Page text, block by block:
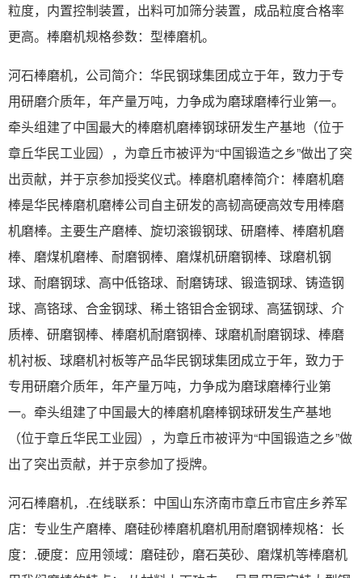
粒度，内置控制装置，出料可加筛分装置，成品粒度合格率
更高。棒磨机规格参数：型棒磨机。
河石棒磨机，公司简介：华民钢球集团成立于年，致力于专
用研磨介质年，年产量万吨，力争成为磨球磨棒行业第一。
牵头组建了中国最大的棒磨机磨棒钢球研发生产基地（位于
章丘华民工业园），为章丘市被评为“中国锻造之乡”做出了突
出贡献，并于京参加授奖仪式。棒磨机磨棒简介：棒磨机磨
棒是华民棒磨机磨棒公司自主研发的高韧高硬高效专用棒磨
机磨棒。主要生产磨棒、旋切滚锻钢球、研磨棒、棒磨机磨
棒、磨煤机磨棒、耐磨钢棒、磨煤机研磨钢棒、球磨机钢
球、耐磨钢球、高中低铬球、耐磨铸球、锻造钢球、铸造钢
球、高铬球、合金钢球、稀土铬钼合金钢球、高猛钢球、介
质棒、研磨钢棒、棒磨机耐磨钢棒、球磨机耐磨钢球、棒磨
机衬板、球磨机衬板等产品华民钢球集团成立于年，致力于
专用研磨介质年，年产量万吨，力争成为磨球磨棒行业第
一。牵头组建了中国最大的棒磨机磨棒钢球研发生产基地
（位于章丘华民工业园），为章丘市被评为“中国锻造之乡”做
出了突出贡献，并于京参加了授牌。
河石棒磨机，.在线联系：中国山东济南市章丘市官庄乡养军
店：专业生产磨棒、磨硅砂棒磨机磨机用耐磨钢棒规格：长
度：.硬度：应用领域：磨硅砂，磨石英砂、磨煤机等棒磨机